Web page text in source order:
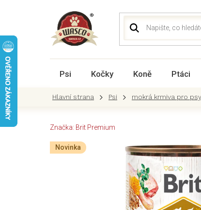
Psi Kočky Koně Ptáci
Psi mokrá krmiva pro psy
Značka: Brit Premium
Novinka